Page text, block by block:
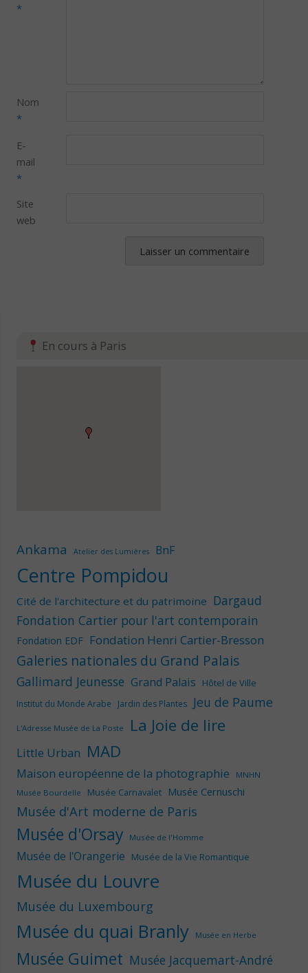
*
Nom
*
E-
mail
*
Site
web
En cours à Paris
Ankama Atelier des Lumières BnF
Centre Pompidou
Cité de l'architecture et du patrimoine Dargaud
Fondation Cartier pour l'art contemporain
Fondation EDF Fondation Henri Cartier-Bresson
Galeries nationales du Grand Palais
Gallimard Jeunesse Grand Palais Hôtel de Ville
Institut du Monde Arabe Jardin des Plantes Jeu de Paume
L'Adresse Musée de La Poste La Joie de lire
Little Urban MAD
Maison européenne de la photographie
MNHN
Musée Bourdelle
Musée Carnavalet Musée Cernuschi
Musée d'Art moderne de Paris
Musée d'Orsay Musée de l'Homme
Musée de l'Orangerie Musée de la Vie Romantique
Musée du Louvre
Musée du Luxembourg
Musée du quai Branly Musée en Herbe
Musée Guimet Musée Jacquemart-André